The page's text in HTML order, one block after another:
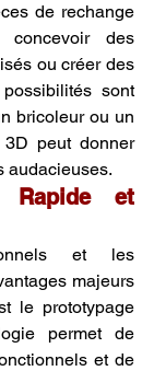
de rechange
concevoir des
ou créer des
sont
bricoleur ou un
3D peut donner
audacieuses.
Rapide et
et les
majeurs
le prototypage
permet de
et de